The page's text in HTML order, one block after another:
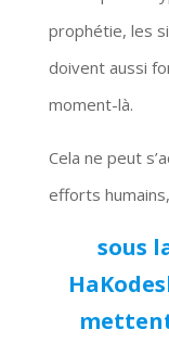
prophétie, les
doivent aussi
moment-là.
Cela ne peut
efforts
sous